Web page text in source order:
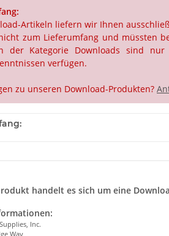
Artikeln liefern wir Ihnen
zum Lieferumfang und müssten
der Kategorie Downloads sind
verfügen.
zu unseren Download-Produkten?
handelt es sich um eine
Inc.
Way